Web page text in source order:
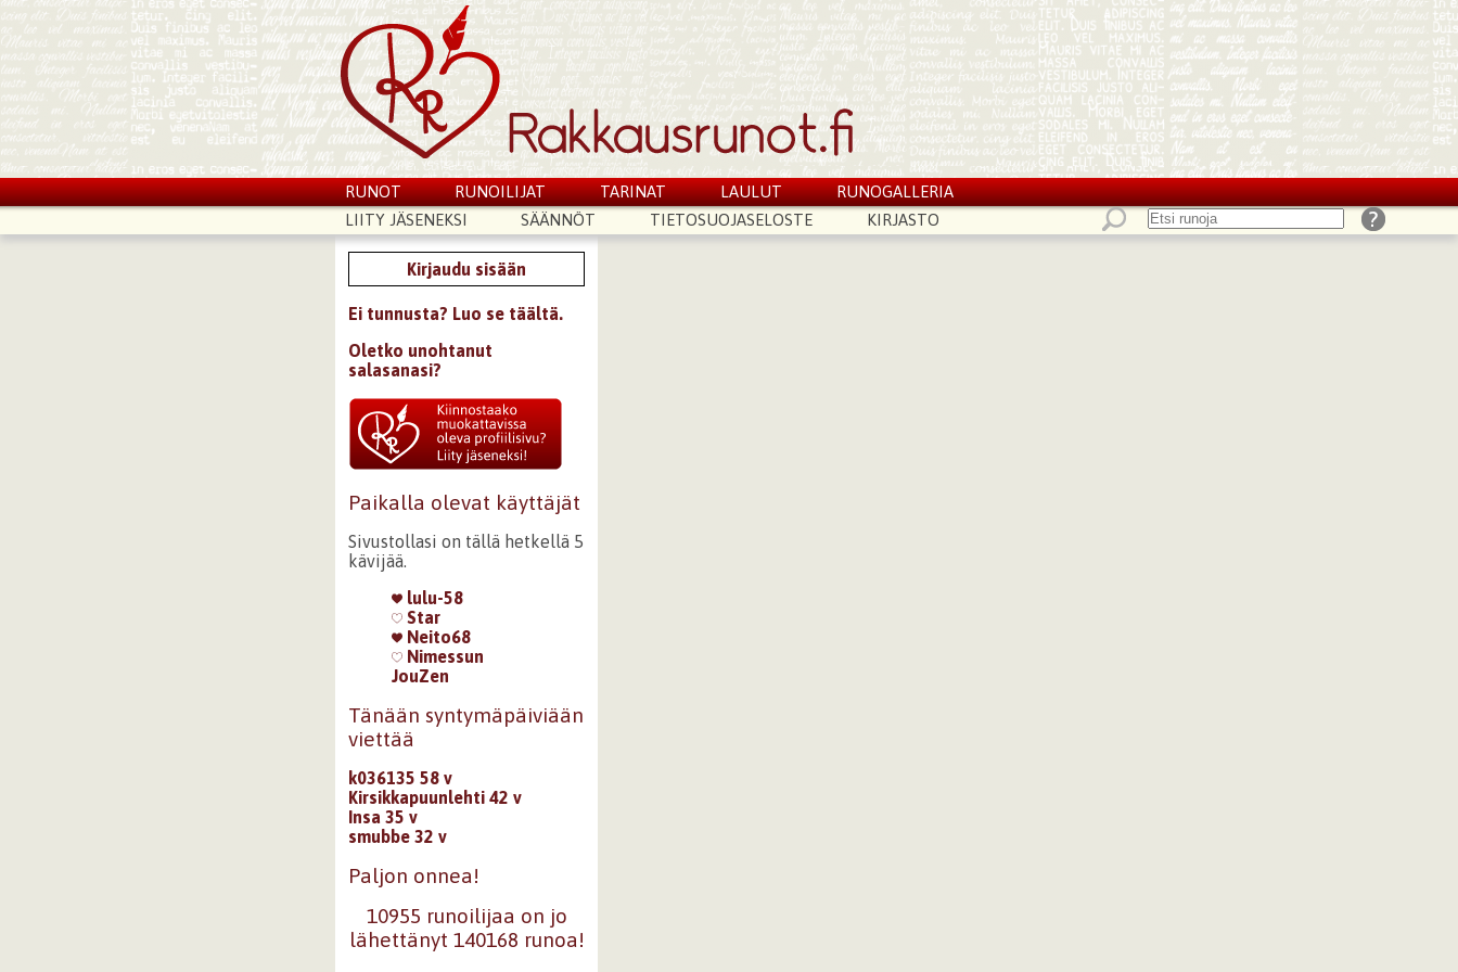
RUNOT RUNOILIJAT TARINAT LAULUT
RUNOGALLERIA
LIITY JÄSENEKSI
SÄÄNNÖT TIETOSUOJASELOSTE KIRJASTO
Kirjaudu sisään
Ei tunnusta? Luo se täältä.
Oletko unohtanut
salasanasi?
Paikalla olevat käyttäjät
Sivustollasi on tällä hetkellä 5
kävijää.
lulu-58
Star
Neito68
Nimessun
JouZen
Tänään syntymäpäiviään
viettää
k036135 58 v
Kirsikkapuunlehti 42 v
Insa 35 v
smubbe 32 v
Paljon onnea!
10955 runoilijaa on jo
lähettänyt 140168 runoa!